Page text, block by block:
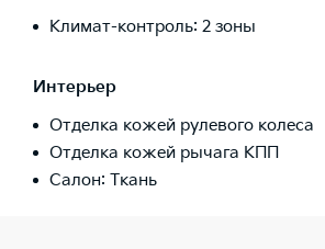
Климат-контроль: 2 зоны
Интерьер
Отделка кожей рулевого колеса
Отделка кожей рычага КПП
Салон: Ткань